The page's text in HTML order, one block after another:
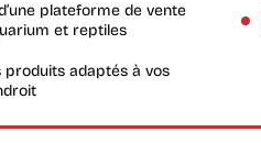
plateforme de vente
et reptiles
adaptés à vos